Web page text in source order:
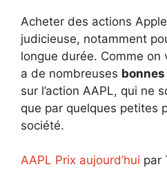
Acheter des actions
judicieuse, notamment
longue durée. Comme on
a de nombreuses
sur l’action AAPL, qui ne
que par quelques petites
société.
AAPL Prix aujourd’hui par